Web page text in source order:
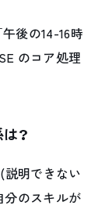
後の14-16時
のコア処理
は?
明できない
のスキルが